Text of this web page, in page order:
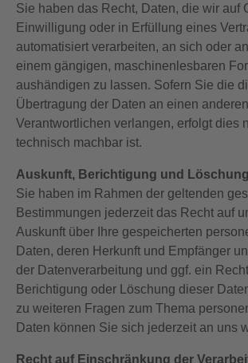
Sie haben das Recht, Daten, die wir auf
Einwilligung oder in Erfüllung eines
automatisiert verarbeiten, an sich oder
einem gängigen, maschinenlesbaren
aushändigen zu lassen. Sofern Sie die
Übertragung der Daten an einen anderen
Verantwortlichen verlangen, erfolgt dies
technisch machbar ist.
Auskunft, Berichtigung und Löschung
Sie haben im Rahmen der geltenden
Bestimmungen jederzeit das Recht auf
Auskunft über Ihre gespeicherten
Daten, deren Herkunft und Empfänger
der Datenverarbeitung und ggf. ein
Berichtigung oder Löschung dieser
zu weiteren Fragen zum Thema
Daten können Sie sich jederzeit an uns
Recht auf Einschränkung der